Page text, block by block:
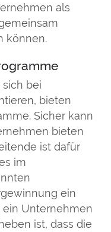
als
können.
bei
bieten
Sicher kann
bieten
ist dafür
im
ein
ein Unternehmen
ist, dass die